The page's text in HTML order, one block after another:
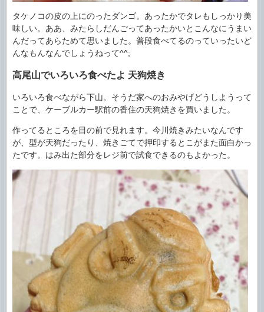
タケノコの皮の上にのったダンゴ。あったかでタレもしっかり美
味しい。ああ、みたらしだんごってあったかいとこんなにうまい
んだってあらためて思いました。普段食べてるのっていったいど
んなもんなんでしょうねって^^;
高尾山でいろいろ食べたよ 天狗焼き
いろいろ食べながら下山。そうだ家へのおみやげどうしようって
ことで、ケーブルカー駅前の香住の天狗焼きを買いました。
作ってるところを目の前で見れます。今川焼きみたいなんです
が、型が天狗だったり、焼きごてで押印するとこがまた面白かっ
たです。はみ出た部分をレジ前で試食できるのもよかった。